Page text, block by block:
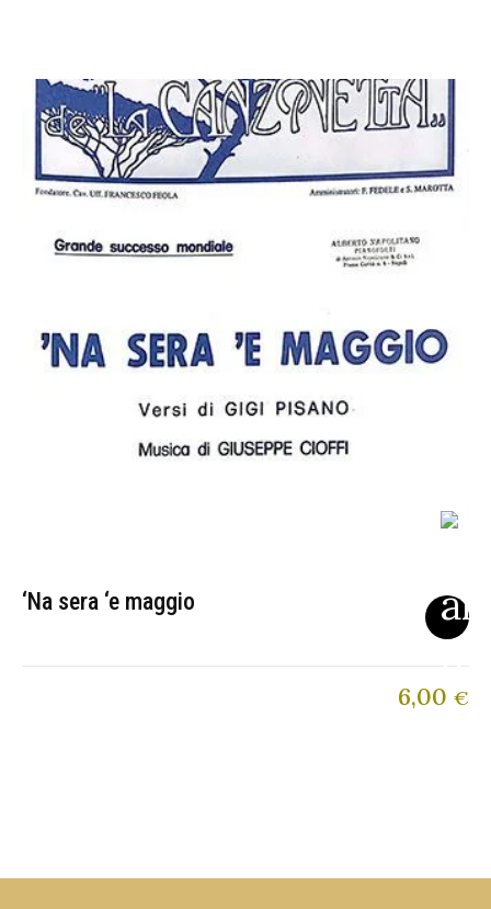
‘Na sera ‘e maggio
6,00 €